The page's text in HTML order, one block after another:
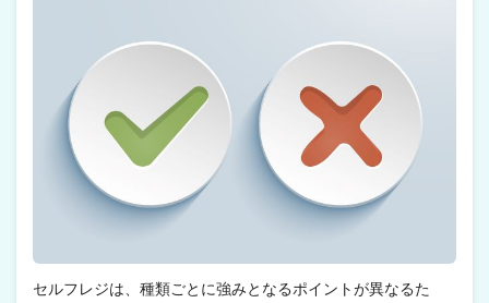
セルフレジは、種類ごとに強みとなるポイントが異なるた